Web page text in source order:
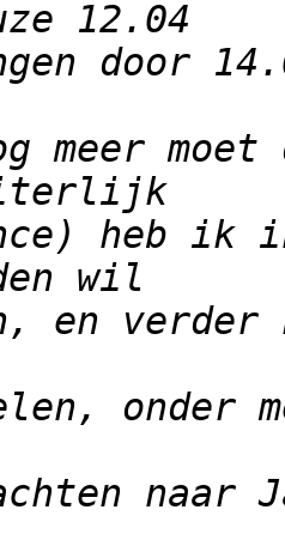
meer
heb ik
en
onder
naar